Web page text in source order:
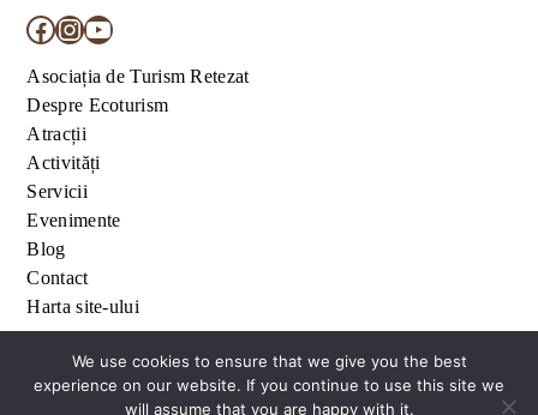
Facebook Instagram YouTube
Asociația de Turism Retezat
Despre Ecoturism
Atracții
Activități
Servicii
Evenimente
Blog
Contact
Harta site-ului
Termeni și condiții Politică de confidențialitate
We use cookies to ensure that we give you the best
experience on our website. If you continue to use this site we
will assume that you are happy with it.